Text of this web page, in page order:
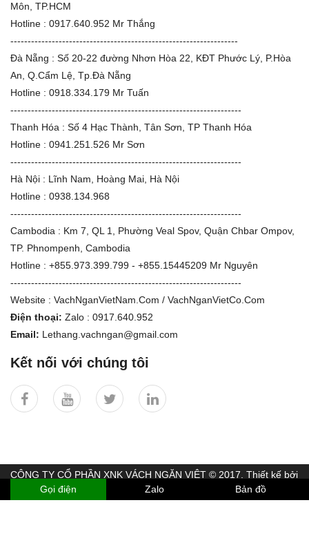
Môn, TP.HCM
Hotline : 0917.640.952 Mr Thắng
------------------------------------------------------------------
Đà Nẵng : Số 20-22 đường Nhơn Hòa 22, KĐT Phước Lý, P.Hòa
An, Q.Cẩm Lệ, Tp.Đà Nẵng
Hotline : 0918.334.179 Mr Tuấn
-------------------------------------------------------------------
Thanh Hóa : Số 4 Hạc Thành, Tân Sơn, TP Thanh Hóa
Hotline : 0941.251.526 Mr Sơn
-------------------------------------------------------------------
Hà Nội : Lĩnh Nam, Hoàng Mai, Hà Nội
Hotline : 0938.134.968
-------------------------------------------------------------------
Cambodia : Km 7, QL 1, Phường Veal Spov, Quận Chbar Ompov,
TP. Phnompenh, Cambodia
Hotline : +855.973.399.799 - +855.15445209 Mr Nguyên
-------------------------------------------------------------------
Website : VachNganVietNam.Com / VachNganVietCo.Com
Điện thoại: Zalo : 0917.640.952
Email: Lethang.vachngan@gmail.com
Kết nối với chúng tôi
CÔNG TY CỔ PHẦN XNK VÁCH NGĂN VIỆT © 2017. Thiết kế bởi
TLPTECHGọi điện Zalo Bản đồ